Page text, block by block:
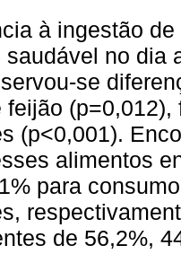
à ingestão
saudável no dia
se
feijão
(p<0,001).
alimentos
para
de 56,2%,